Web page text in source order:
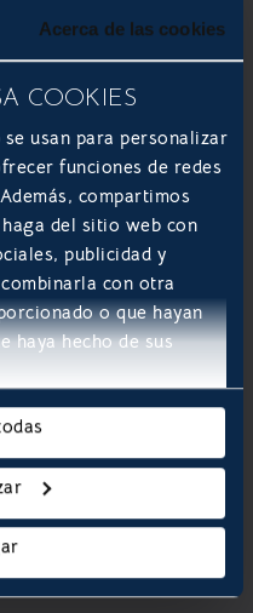
Acerca de las cookies
COOKIES
usan para personalizar
funciones de redes
compartimos
del sitio web con
publicidad y
con otra
o que hayan
haya hecho de sus